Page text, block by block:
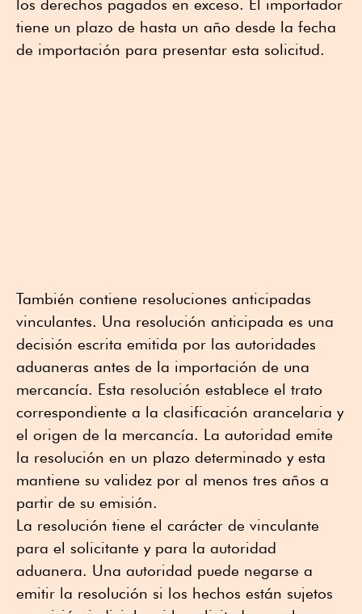
los derechos pagados en exceso. El importador
tiene un plazo de hasta un año desde la fecha
de importación para presentar esta solicitud.
También contiene resoluciones anticipadas
vinculantes. Una resolución anticipada es una
decisión escrita emitida por las autoridades
aduaneras antes de la importación de una
mercancía. Esta resolución establece el trato
correspondiente a la clasificación arancelaria y
el origen de la mercancía. La autoridad emite
la resolución en un plazo determinado y esta
mantiene su validez por al menos tres años a
partir de su emisión.
La resolución tiene el carácter de vinculante
para el solicitante y para la autoridad
aduanera. Una autoridad puede negarse a
emitir la resolución si los hechos están sujetos